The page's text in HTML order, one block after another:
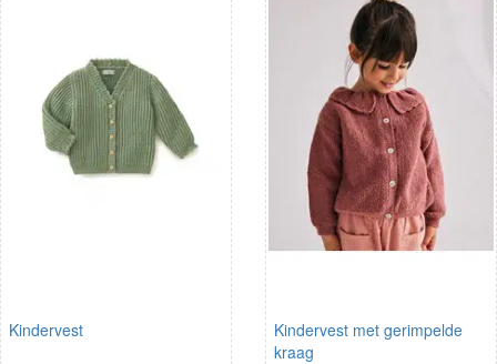
Kindervest
Kindervest met gerimpelde
kraag